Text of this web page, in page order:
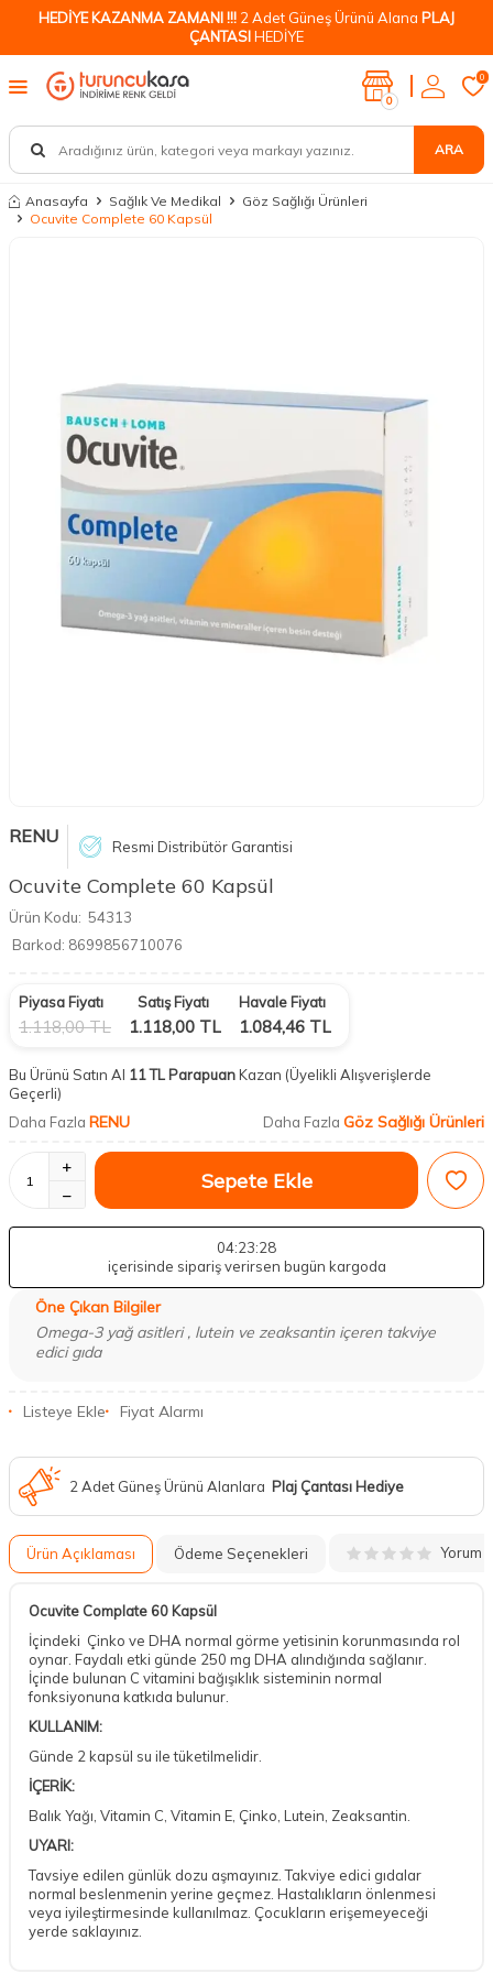
HEDİYE KAZANMA ZAMANI !!! 2 Adet Güneş Ürünü Alana PLAJ
ÇANTASIHEDİYE
ARA
0
0
Anasayfa Sağlık Ve Medikal
Göz Sağlığı Ürünleri
Ocuvite Complete 60 Kapsül
RENU Resmi Distribütör Garantisi
Ocuvite Complete 60 Kapsül
Ürün Kodu: 54313
Barkod: 8699856710076
Piyasa Fiyatı
1.118,00TL
Satış Fiyatı
1.118,00 TL
Havale Fiyatı
1.084,46 TL
Bu Ürünü Satın Al 11 TL ParapuanKazan (Üyelikli Alışverişlerde
Geçerli)
Daha Fazla RENU Daha Fazla Göz Sağlığı Ürünleri
Sepete Ekle
04:23:27
içerisinde sipariş verirsen bugün kargoda
Öne Çıkan Bilgiler
Omega-3 yağ asitleri , lutein ve zeaksantin içeren takviye
edici gıda
Listeye Ekle Fiyat Alarmı
2 Adet Güneş Ürünü Alanlara Plaj Çantası Hediye
Ürün Açıklaması Ödeme Seçenekleri Yorum
Ocuvite Complate 60 Kapsül
İçindeki Çinko ve DHA normal görme yetisinin korunmasında rol
oynar. Faydalı etki günde 250 mg DHA alındığında sağlanır.
İçinde bulunan C vitamini bağışıklık sisteminin normal
fonksiyonuna katkıda bulunur.
KULLANIM:
Günde 2 kapsül su ile tüketilmelidir.
İÇERİK:
Balık Yağı, Vitamin C, Vitamin E, Çinko, Lutein, Zeaksantin.
UYARI:
Tavsiye edilen günlük dozu aşmayınız. Takviye edici gıdalar
normal beslenmenin yerine geçmez. Hastalıkların önlenmesi
veya iyileştirmesinde kullanılmaz. Çocukların erişemeyeceği
yerde saklayınız.